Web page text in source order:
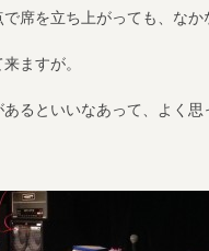
席を立ち上がっても、な
ますが。
るといいなあって、よく